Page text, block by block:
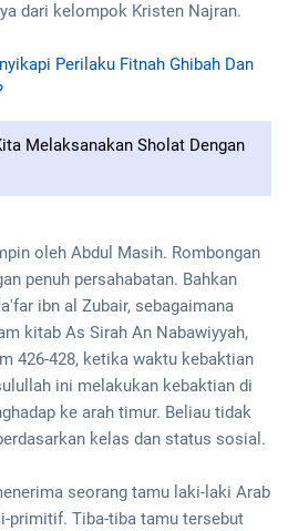
dari kelompok Kristen Najran.
Perilaku Fitnah Ghibah Dan
Melaksanakan Sholat Dengan
oleh Abdul Masih. Rombongan
penuh persahabatan. Bahkan
ibn al Zubair, sebagaimana
kitab As Sirah An Nabawiyyah,
426-428, ketika waktu kebaktian
ini melakukan kebaktian di
ke arah timur. Beliau tidak
kelas dan status sosial.
seorang tamu laki-laki Arab
primitif. Tiba-tiba tamu tersebut